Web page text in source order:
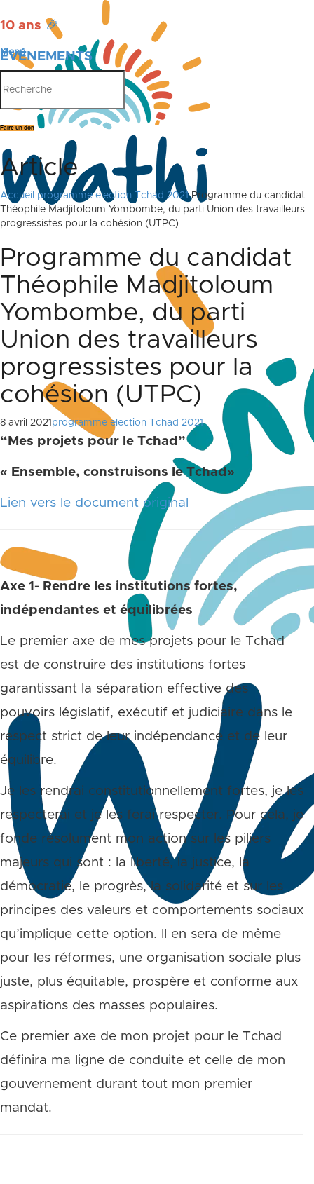
10 ans 🎉
ÉVÉNEMENTS
PUBLICATIONS
Menu
Faire un don
Article
Accueil programme election Tchad 2021 Programme du candidat
Théophile Madjitoloum Yombombe, du parti Union des travailleurs
progressistes pour la cohésion (UTPC)
Programme du candidat
Théophile Madjitoloum
Yombombe, du parti
Union des travailleurs
progressistes pour la
cohésion (UTPC)
8 avril 2021 programme election Tchad 2021
“Mes projets pour le Tchad”
« Ensemble, construisons le Tchad»
Lien vers le document original
Axe 1- Rendre les institutions fortes,
indépendantes et équilibrées
Le premier axe de mes projets pour le Tchad
est de construire des institutions fortes
garantissant la séparation effective des
pouvoirs législatif, exécutif et judiciaire dans le
respect strict de leur indépendance et de leur
équilibre.
Je les rendrai constitutionnellement fortes, je les
respecterai et je les ferai respecter. Pour cela, je
fonde résolument mon action sur les piliers
majeurs qui sont : la liberté, la justice, la
démocratie, le progrès, la solidarité et sur les
principes des valeurs et comportements sociaux
qu’implique cette option. Il en sera de même
pour les réformes, une organisation sociale plus
juste, plus équitable, prospère et conforme aux
aspirations des masses populaires.
Ce premier axe de mon projet pour le Tchad
définira ma ligne de conduite et celle de mon
gouvernement durant tout mon premier
mandat.